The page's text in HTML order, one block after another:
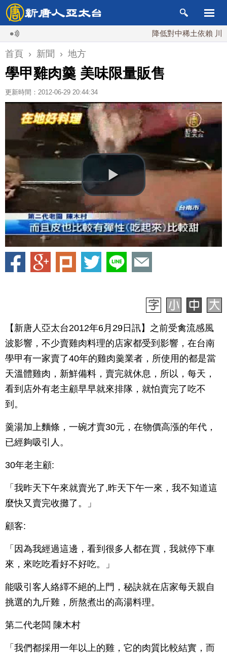
降低對中稀土依賴 川普宣
首頁 › 新聞 › 地方
學甲雞肉羹 美味限量販售
更新時間：2012-06-29 20:44:34
【新唐人亞太台2012年6月29日訊】之前受禽流感風
波影響，不少賣雞肉料理的店家都受到影響，在台南
學甲有一家賣了40年的雞肉羹業者，所使用的都是當
天溫體雞肉，新鮮備料，賣完就休息，所以，每天，
看到店外有老主顧早早就來排隊，就怕賣完了吃不
到。
羹湯加上麵條，一碗才賣30元，在物價高漲的年代，
已經夠吸引人。
30年老主顧:
「我昨天下午來就賣光了,昨天下午一來，我不知道這
麼快又賣完收攤了。」
顧客:
「因為我經過這邊，看到很多人都在買，我就停下車
來，來吃吃看好不好吃。」
能吸引客人絡繹不絕的上門，秘訣就在店家每天親自
挑選的九斤雞，所熬煮出的高湯料理。
第二代老闆 陳木村
「我們都採用一年以上的雞，它的肉質比較結實，而